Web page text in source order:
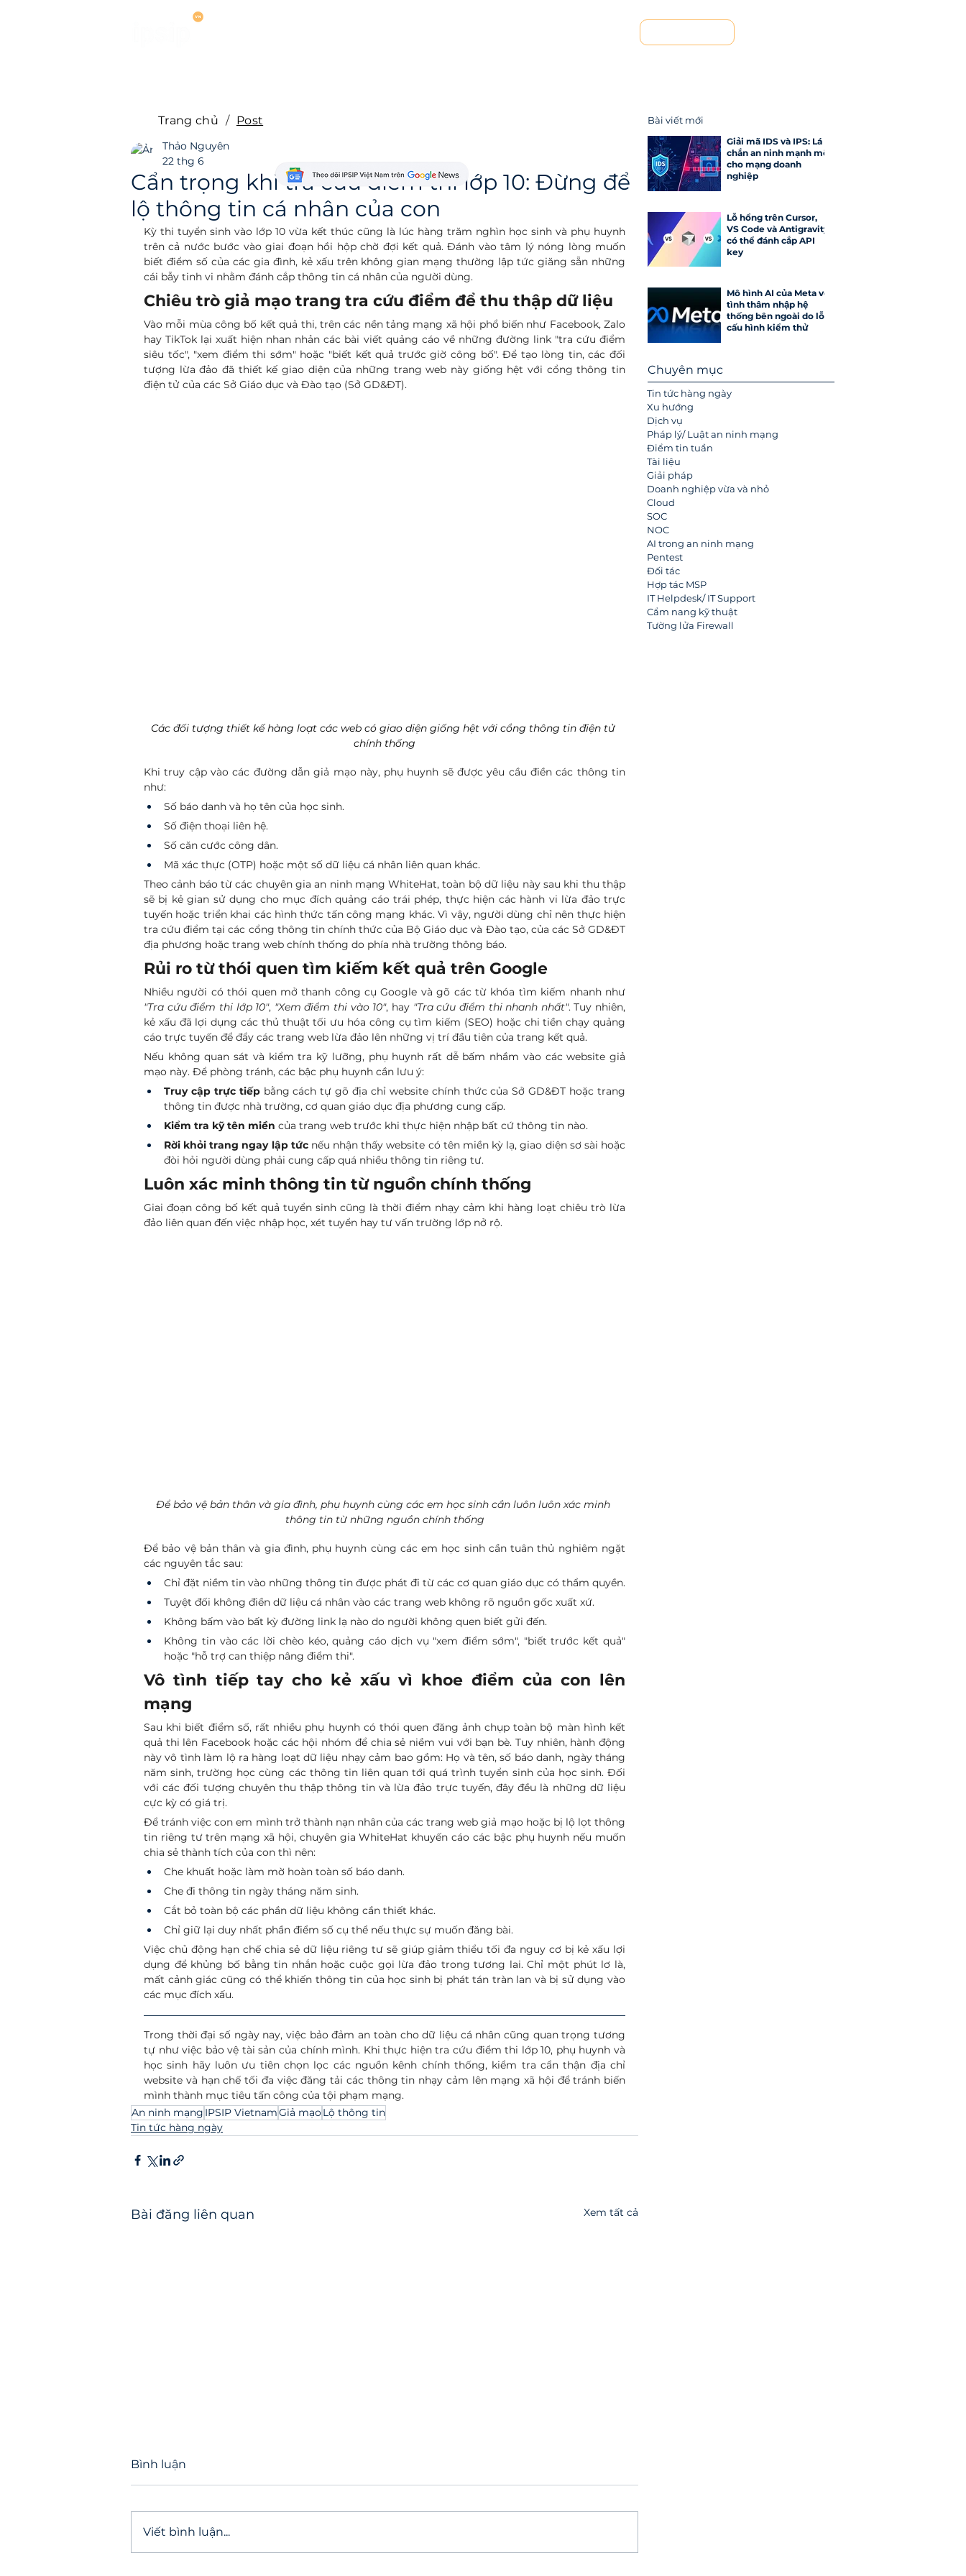
Cẩn trọng khi tra cứu điểm thi lớp 10: Đừng để
lộ thông tin cá nhân của con
Thảo Nguyên
22 thg 6
Kỳ thi tuyển sinh vào lớp 10 vừa kết thúc cũng là lúc hàng trăm nghìn học sinh và phụ huynh
trên cả nước bước vào giai đoạn hồi hộp chờ đợi kết quả. Đánh vào tâm lý nóng lòng muốn
biết điểm số của các gia đình, kẻ xấu trên không gian mạng thường lập tức giăng sẵn những
cái bẫy tinh vi nhằm đánh cắp thông tin cá nhân của người dùng.
Chiêu trò giả mạo trang tra cứu điểm để thu thập dữ liệu
Vào mỗi mùa công bố kết quả thi, trên các nền tảng mạng xã hội phổ biến như Facebook, Zalo
hay TikTok lại xuất hiện nhan nhản các bài viết quảng cáo về những đường link "tra cứu điểm
siêu tốc", "xem điểm thi sớm" hoặc "biết kết quả trước giờ công bố". Để tạo lòng tin, các đối
tượng lừa đảo đã thiết kế giao diện của những trang web này giống hệt với cổng thông tin
điện tử của các Sở Giáo dục và Đào tạo (Sở GD&ĐT).
Các đối tượng thiết kế hàng loạt các web có giao diện giống hệt với cổng thông tin điện tử
chính thống
Khi truy cập vào các đường dẫn giả mạo này, phụ huynh sẽ được yêu cầu điền các thông tin
như:
Số báo danh và họ tên của học sinh.
Số điện thoại liên hệ.
Số căn cước công dân.
Mã xác thực (OTP) hoặc một số dữ liệu cá nhân liên quan khác.
Theo cảnh báo từ các chuyên gia an ninh mạng WhiteHat, toàn bộ dữ liệu này sau khi thu thập
sẽ bị kẻ gian sử dụng cho mục đích quảng cáo trái phép, thực hiện các hành vi lừa đảo trực
tuyến hoặc triển khai các hình thức tấn công mạng khác. Vì vậy, người dùng chỉ nên thực hiện
tra cứu điểm tại các cổng thông tin chính thức của Bộ Giáo dục và Đào tạo, của các Sở GD&ĐT
địa phương hoặc trang web chính thống do phía nhà trường thông báo.
Rủi ro từ thói quen tìm kiếm kết quả trên Google
"Tra cứu điểm thi lớp 10", "Xem điểm thi vào 10", hay "Tra cứu điểm thi nhanh nhất". Tuy nhiên,
kẻ xấu đã lợi dụng các thủ thuật tối ưu hóa công cụ tìm kiếm (SEO) hoặc chi tiền chạy quảng
cáo trực tuyến để đẩy các trang web lừa đảo lên những vị trí đầu tiên của trang kết quả.
Nếu không quan sát và kiểm tra kỹ lưỡng, phụ huynh rất dễ bấm nhầm vào các website giả
mạo này. Để phòng tránh, các bậc phụ huynh cần lưu ý:
Truy cập trực tiếp bằng cách tự gõ địa chỉ website chính thức của Sở GD&ĐT hoặc trang
thông tin được nhà trường, cơ quan giáo dục địa phương cung cấp.
Kiểm tra kỹ tên miền của trang web trước khi thực hiện nhập bất cứ thông tin nào.
Rời khỏi trang ngay lập tức nếu nhận thấy website có tên miền kỳ lạ, giao diện sơ sài hoặc
đòi hỏi người dùng phải cung cấp quá nhiều thông tin riêng tư.
Luôn xác minh thông tin từ nguồn chính thống
Giai đoạn công bố kết quả tuyển sinh cũng là thời điểm nhạy cảm khi hàng loạt chiêu trò lừa
đảo liên quan đến việc nhập học, xét tuyển hay tư vấn trường lớp nở rộ.
Để bảo vệ bản thân và gia đình, phụ huynh cùng các em học sinh cần luôn luôn xác minh
thông tin từ những nguồn chính thống
Để bảo vệ bản thân và gia đình, phụ huynh cùng các em học sinh cần tuân thủ nghiêm ngặt
các nguyên tắc sau:
Chỉ đặt niềm tin vào những thông tin được phát đi từ các cơ quan giáo dục có thẩm quyền.
Tuyệt đối không điền dữ liệu cá nhân vào các trang web không rõ nguồn gốc xuất xứ.
Không bấm vào bất kỳ đường link lạ nào do người không quen biết gửi đến.
Không tin vào các lời chèo kéo, quảng cáo dịch vụ "xem điểm sớm", "biết trước kết quả"
hoặc "hỗ trợ can thiệp nâng điểm thi".
Vô tình tiếp tay cho kẻ xấu vì khoe điểm của con lên
mạng
Sau khi biết điểm số, rất nhiều phụ huynh có thói quen đăng ảnh chụp toàn bộ màn hình kết
quả thi lên Facebook hoặc các hội nhóm để chia sẻ niềm vui với bạn bè. Tuy nhiên, hành động
này vô tình làm lộ ra hàng loạt dữ liệu nhạy cảm bao gồm: Họ và tên, số báo danh, ngày tháng
năm sinh, trường học cùng các thông tin liên quan tới quá trình tuyển sinh của học sinh. Đối
với các đối tượng chuyên thu thập thông tin và lừa đảo trực tuyến, đây đều là những dữ liệu
cực kỳ có giá trị.
Để tránh việc con em mình trở thành nạn nhân của các trang web giả mạo hoặc bị lộ lọt thông
tin riêng tư trên mạng xã hội, chuyên gia WhiteHat khuyến cáo các bậc phụ huynh nếu muốn
chia sẻ thành tích của con thì nên:
Che khuất hoặc làm mờ hoàn toàn số báo danh.
Che đi thông tin ngày tháng năm sinh.
Cắt bỏ toàn bộ các phần dữ liệu không cần thiết khác.
Chỉ giữ lại duy nhất phần điểm số cụ thể nếu thực sự muốn đăng bài.
Việc chủ động hạn chế chia sẻ dữ liệu riêng tư sẽ giúp giảm thiểu tối đa nguy cơ bị kẻ xấu lợi
dụng để khủng bố bằng tin nhắn hoặc cuộc gọi lừa đảo trong tương lai. Chỉ một phút lơ là,
mất cảnh giác cũng có thể khiến thông tin của học sinh bị phát tán tràn lan và bị sử dụng vào
các mục đích xấu.
Trong thời đại số ngày nay, việc bảo đảm an toàn cho dữ liệu cá nhân cũng quan trọng tương
tự như việc bảo vệ tài sản của chính mình. Khi thực hiện tra cứu điểm thi lớp 10, phụ huynh và
học sinh hãy luôn ưu tiên chọn lọc các nguồn kênh chính thống, kiểm tra cẩn thận địa chỉ
website và hạn chế tối đa việc đăng tải các thông tin nhạy cảm lên mạng xã hội để tránh biến
mình thành mục tiêu tấn công của tội phạm mạng.
An ninh mạng IPSIP VietnamGiả mạoLộ thông tin
Tin tức hàng ngày
Bài đăng liên quan Xem tất cả
Bình luận
Viết bình luận...
Trang chủ / Post Bài viết mới
Giải mã IDS và IPS: Lá
chắn an ninh mạnh mẽ
cho mạng doanh
nghiệp
Lỗ hổng trên Cursor,
VS Code và Antigravity
có thể đánh cắp API
key
Mô hình AI của Meta vô
tình thâm nhập hệ
thống bên ngoài do lỗi
cấu hình kiểm thử
Chuyên mục
Tin tức hàng ngày
Xu hướng
Dịch vụ
Pháp lý/ Luật an ninh mạng
Điểm tin tuần
Tài liệu
Giải pháp
Doanh nghiệp vừa và nhỏ
Cloud
SOC
NOC
AI trong an ninh mạng
Pentest
Đối tác
Hợp tác MSP
IT Helpdesk/ IT Support
Cẩm nang kỹ thuật
Tường lửa Firewall